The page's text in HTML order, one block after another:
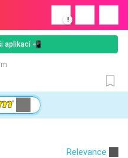
!
aplikaci 📲
Relevance